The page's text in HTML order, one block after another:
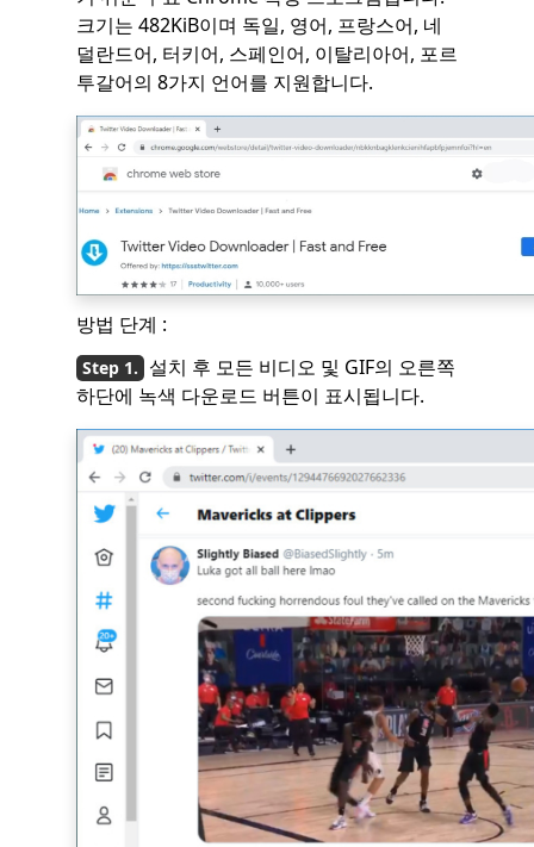
크기는 482KiB이며 독일, 영어, 프랑스어, 네
덜란드어, 터키어, 스페인어, 이탈리아어, 포르
투갈어의 8가지 언어를 지원합니다.
방법 단계 :
설치 후 모든 비디오 및 GIF의 오른쪽
하단에 녹색 다운로드 버튼이 표시됩니다.